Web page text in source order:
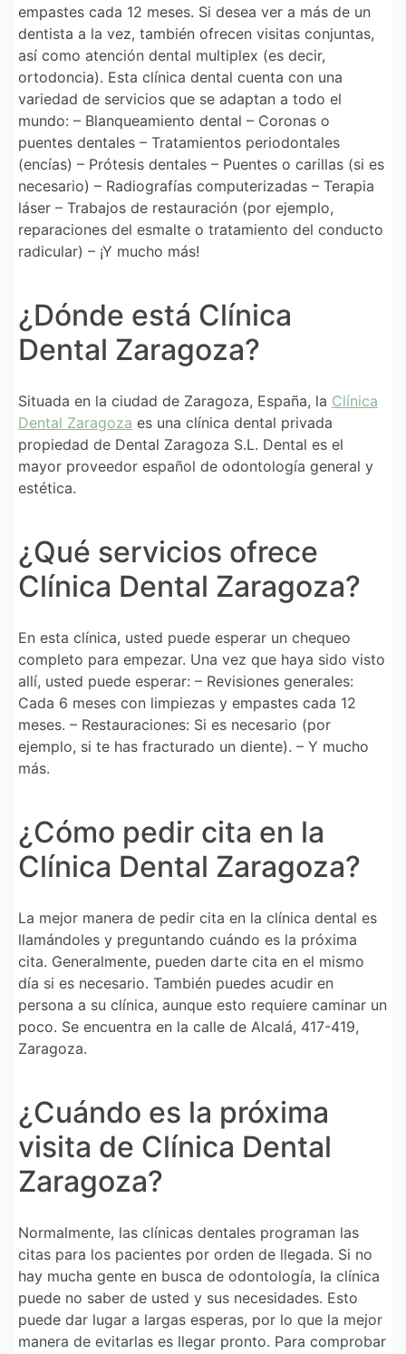
empastes cada 12 meses. Si desea ver a más de un
dentista a la vez, también ofrecen visitas conjuntas,
así como atención dental multiplex (es decir,
ortodoncia). Esta clínica dental cuenta con una
variedad de servicios que se adaptan a todo el
mundo: – Blanqueamiento dental – Coronas o
puentes dentales – Tratamientos periodontales
(encías) – Prótesis dentales – Puentes o carillas (si es
necesario) – Radiografías computerizadas – Terapia
láser – Trabajos de restauración (por ejemplo,
reparaciones del esmalte o tratamiento del conducto
radicular) – ¡Y mucho más!
¿Dónde está Clínica
Dental Zaragoza?
Situada en la ciudad de Zaragoza, España, la Clínica
Dental Zaragoza es una clínica dental privada
propiedad de Dental Zaragoza S.L. Dental es el
mayor proveedor español de odontología general y
estética.
¿Qué servicios ofrece
Clínica Dental Zaragoza?
En esta clínica, usted puede esperar un chequeo
completo para empezar. Una vez que haya sido visto
allí, usted puede esperar: – Revisiones generales:
Cada 6 meses con limpiezas y empastes cada 12
meses. – Restauraciones: Si es necesario (por
ejemplo, si te has fracturado un diente). – Y mucho
más.
¿Cómo pedir cita en la
Clínica Dental Zaragoza?
La mejor manera de pedir cita en la clínica dental es
llamándoles y preguntando cuándo es la próxima
cita. Generalmente, pueden darte cita en el mismo
día si es necesario. También puedes acudir en
persona a su clínica, aunque esto requiere caminar un
poco. Se encuentra en la calle de Alcalá, 417-419,
Zaragoza.
¿Cuándo es la próxima
visita de Clínica Dental
Zaragoza?
Normalmente, las clínicas dentales programan las
citas para los pacientes por orden de llegada. Si no
hay mucha gente en busca de odontología, la clínica
puede no saber de usted y sus necesidades. Esto
puede dar lugar a largas esperas, por lo que la mejor
manera de evitarlas es llegar pronto. Para comprobar